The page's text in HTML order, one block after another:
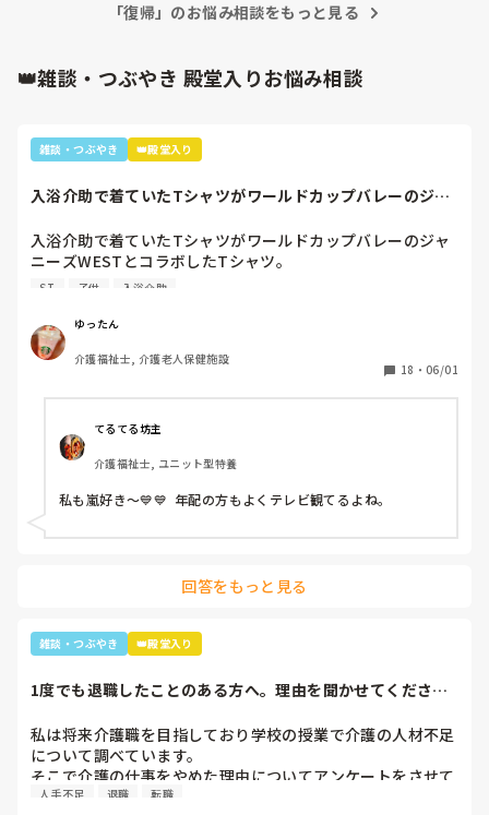
「復帰」のお悩み相談をもっと見る
👑雑談・つぶやき 殿堂入りお悩み相談
雑談・つぶやき 👑殿堂入り
入浴介助で着ていたTシャツがワールドカップバレーのジャ
入浴介助で着ていたTシャツがワールドカップバレーのジャ
ニーズWESTとコラボしたTシャツ。
暑いししんどいから、せめて好きなTシャツを着て介助しよ
別のフロアの利用者さん達で私はリフト浴の介助をしている
と「可愛いTシャツね☺️」と言われ「そうでしょ？去年のバ
レーボールの世界大会で好きなアイドル達が応援してて、グ
ーズ…(きっとWESTの読み方分からなかった)あなたジャニ
ーズが好きなのね😊」と。
大好きと伝えると「私もよ、あなた嵐は好き？」と聞かれ、
1番好きと伝えると利用者さんが嵐のメンバー3人の名前を言
っていき「後2人…。どないしよ、あと2人名前がでてけぇへ
んわ😩」と言うと近くの利用者さんが「櫻井くんと二宮くん
や」と😂😂
ムタクしか居ないこと、SMAPは解散してしまった事等伝え
言いやん😊」と(笑)
そこから利用者さんは「キムタクは工藤静香と結婚したんや
最初の嵐で私のジャニオタスイッチを破壊してきたので、入
員がその利用者さんに「この子にその話したら永遠に話すか
らあかんよ(笑)」と言われるほど(笑)
年齢や認知症の事を考えても、嵐のメンバー3人とキムタク
が誰と結婚したのか覚えていた事に驚きながらも嬉しかった
ST 子供 入浴介助
ゆったん
介護福祉士, 介護老人保健施設
18 ・ 06/01
てるてる坊主
介護福祉士, ユニット型特養
私も嵐好き～💙💙  年配の方もよくテレビ観てるよね。
回答をもっと見る
雑談・つぶやき 👑殿堂入り
1度でも退職したことのある方へ。理由を聞かせてくださ
私は将来介護職を目指しており学校の授業で介護の人材不足
について調べています。
そこで介護の仕事をやめた理由についてアンケートをさせて
いただきたいです。(賃金が低い、重労働、人間関係など)
人手不足 退職 転職